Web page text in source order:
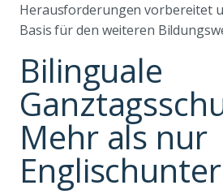
Herausforderungen vorbereitet
Basis für den weiteren
Bilinguale
Mehr als nur